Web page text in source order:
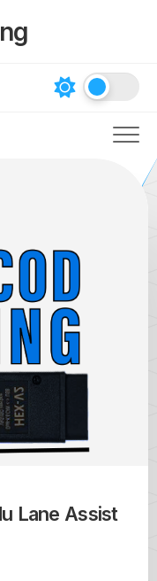
Lane Assist